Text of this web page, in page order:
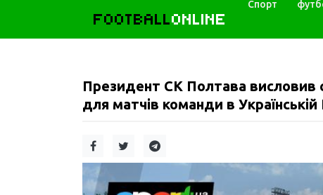
FOOTBALLONLINE
Спорт
Президент СК Полтава
для матчів команди в Українській